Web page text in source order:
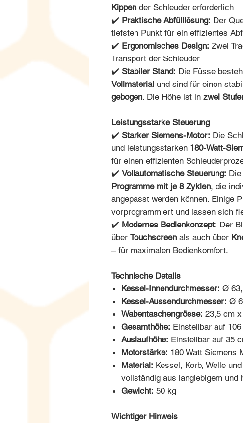
Kippen der Schleuder erforderlich
✔️ Praktische Abfülllösung: Der
tiefsten Punkt für ein effizientes
✔️ Ergonomisches Design: Zwei
Transport der Schleuder
✔️ Stabiler Stand: Die Füsse
Vollmaterial und sind für einen
gebogen. Die Höhe ist in zwei
Leistungsstarke Steuerung
✔️ Starker Siemens-Motor: Die
und leistungsstarken 180-Watt-
für einen effizienten
✔️ Vollautomatische Steuerung:
Programme mit je 8 Zyklen, die
angepasst werden können. Einige
vorprogrammiert und lassen sich
✔️ Modernes Bedienkonzept: Der
über Touchscreen als auch über
– für maximalen Bedienkomfort.
Technische Details
Kessel-Innendurchmesser: Ø
Kessel-Aussendurchmesser: Ø
Wabentaschengrösse: 23,5 cm
Gesamthöhe: Einstellbar auf
Auslaufhöhe: Einstellbar auf 35
Motorstärke: 180 Watt Siemens
Material: Kessel, Korb, Welle
vollständig aus langlebigem und
Gewicht: 50 kg
Wichtiger Hinweis